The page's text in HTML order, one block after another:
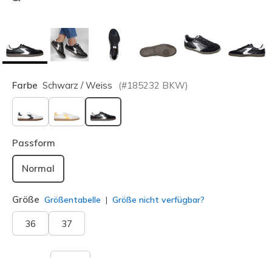
Farbe Schwarz / Weiss (#185232 BKW)
ausgewählt
Passform
Normal
Größe Größentabelle Größe nicht verfügbar?
36 37